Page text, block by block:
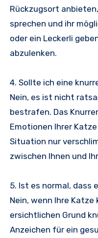
Rückzugsort
sprechen und ihr
oder ein Leckerli
abzulenken.
4. Sollte ich eine
Nein, es ist nicht
bestrafen. Das
Emotionen Ihrer
Situation nur
zwischen Ihnen und
5. Ist es normal, dass
Nein, wenn Ihre
ersichtlichen Grund
Anzeichen für ein